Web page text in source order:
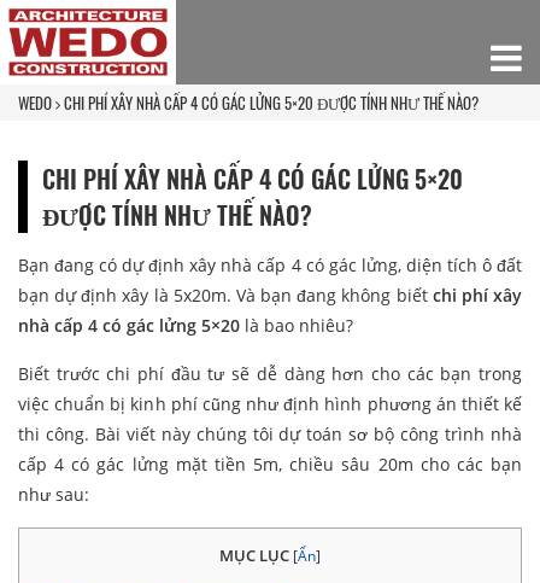
WEDO CHI PHÍ XÂY NHÀ CẤP 4 CÓ GÁC LỬNG 5×20 ĐƯỢC TÍNH NHƯ THẾ NÀO?
CHI PHÍ XÂY NHÀ CẤP 4 CÓ GÁC LỬNG 5×20
ĐƯỢC TÍNH NHƯ THẾ NÀO?
Bạn đang có dự định xây nhà cấp 4 có gác lửng, diện tích ô đất
bạn dự định xây là 5x20m. Và bạn đang không biết chi phí xây
nhà cấp 4 có gác lửng 5×20 là bao nhiêu?
Biết trước chi phí đầu tư sẽ dễ dàng hơn cho các bạn trong
việc chuẩn bị kinh phí cũng như định hình phương án thiết kế
thi công. Bài viết này chúng tôi dự toán sơ bộ công trình nhà
cấp 4 có gác lửng mặt tiền 5m, chiều sâu 20m cho các bạn
như sau:
MỤC LỤC [Ẩn]